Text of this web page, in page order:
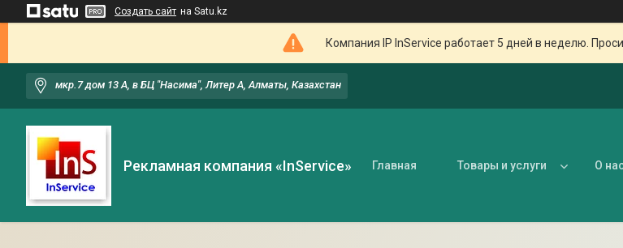
Создать сайт на Satu.kz
Компания IP InService работает 5 дней в неделю.
мкр.7 дом 13 А, в БЦ "Насима", Литер А, Алматы, Казахстан
Рекламная компания «InService» Главная Товары и услуги О